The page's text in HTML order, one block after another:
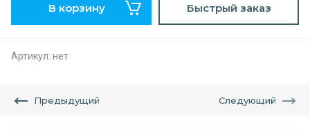
В корзину Быстрый заказ
Артикул: нет
Предыдущий Следующий